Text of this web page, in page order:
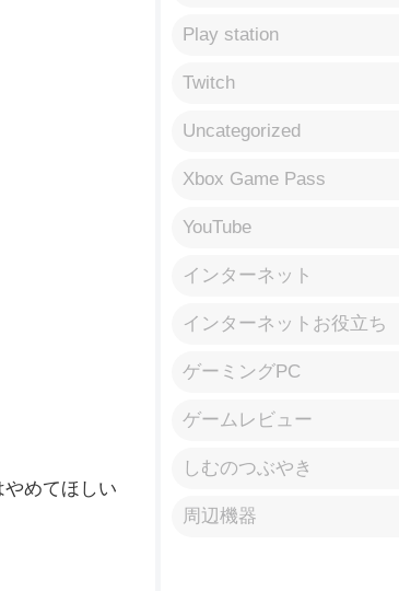
Play station
Twitch
Uncategorized
Xbox Game Pass
YouTube
インターネット
インターネットお役立ち
ゲーミングPC
ゲームレビュー
しむのつぶやき
周辺機器